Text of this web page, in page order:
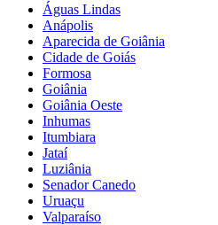
Águas Lindas
Anápolis
Aparecida de Goiânia
Cidade de Goiás
Formosa
Goiânia
Goiânia Oeste
Inhumas
Itumbiara
Jataí
Luziânia
Senador Canedo
Uruaçu
Valparaíso